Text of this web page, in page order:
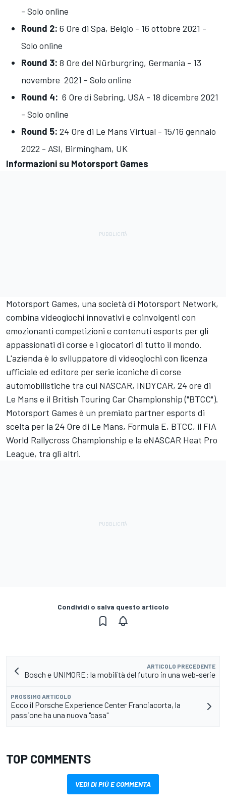
- Solo online
Round 2: 6 Ore di Spa, Belgio - 16 ottobre 2021 -
Solo online
Round 3: 8 Ore del Nürburgring, Germania - 13
novembre 2021 - Solo online
Round 4: 6 Ore di Sebring, USA - 18 dicembre 2021
- Solo online
Round 5: 24 Ore di Le Mans Virtual - 15/16 gennaio
2022 - ASI, Birmingham, UK
Informazioni su Motorsport Games
Motorsport Games, una società di Motorsport Network,
combina videogiochi innovativi e coinvolgenti con
emozionanti competizioni e contenuti esports per gli
appassionati di corse e i giocatori di tutto il mondo.
L'azienda è lo sviluppatore di videogiochi con licenza
ufficiale ed editore per serie iconiche di corse
automobilistiche tra cui NASCAR, INDYCAR, 24 ore di
Le Mans e il British Touring Car Championship ("BTCC").
Motorsport Games è un premiato partner esports di
scelta per la 24 Ore di Le Mans, Formula E, BTCC, il FIA
World Rallycross Championship e la eNASCAR Heat Pro
League, tra gli altri.
Condividi o salva questo articolo
ARTICOLO PRECEDENTE
Bosch e UNIMORE: la mobilità del futuro in una web-serie
PROSSIMO ARTICOLO
Ecco il Porsche Experience Center Franciacorta, la
passione ha una nuova "casa"
TOP COMMENTS
VEDI DI PIÙ E COMMENTA